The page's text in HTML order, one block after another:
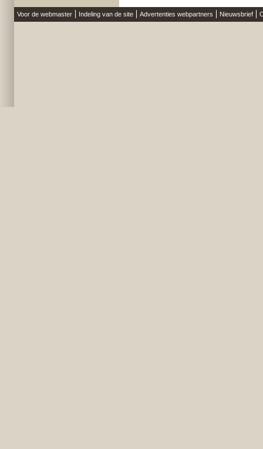
Voor de webmaster Indeling van de site Advertenties webpartners Nieuwsbrief